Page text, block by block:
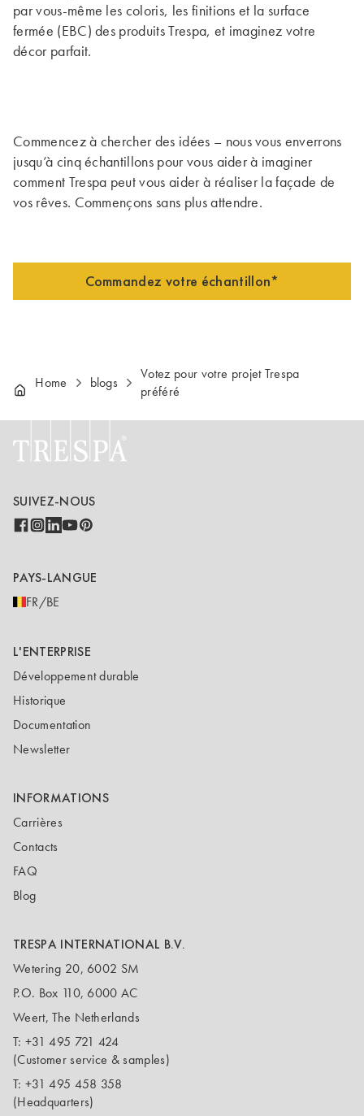
par vous-même les coloris, les finitions et la surface
fermée (EBC) des produits Trespa, et imaginez votre
décor parfait.
Commencez à chercher des idées – nous vous enverrons
jusqu’à cinq échantillons pour vous aider à imaginer
comment Trespa peut vous aider à réaliser la façade de
vos rêves. Commençons sans plus attendre.
Commandez votre échantillon*
Home blogs
Votez pour votre projet Trespa
préféré
SUIVEZ-NOUS
PAYS-LANGUE
FR/BE
L'ENTERPRISE
Développement durable
Historique
Documentation
Newsletter
INFORMATIONS
Carrières
Contacts
FAQ
Blog
TRESPA INTERNATIONAL B.V.
Wetering 20, 6002 SM
P.O. Box 110, 6000 AC
Weert, The Netherlands
T: +31 495 721 424
(Customer service & samples)
T: +31 495 458 358
(Headquarters)